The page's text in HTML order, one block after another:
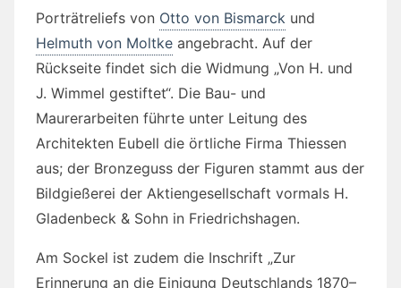
Porträtreliefs von Otto von Bismarck und
Helmuth von Moltke angebracht. Auf der
Rückseite findet sich die Widmung „Von H. und
J. Wimmel gestiftet“. Die Bau- und
Maurerarbeiten führte unter Leitung des
Architekten Eubell die örtliche Firma Thiessen
aus; der Bronzeguss der Figuren stammt aus der
Bildgießerei der Aktiengesellschaft vormals H.
Gladenbeck & Sohn in Friedrichshagen.
Am Sockel ist zudem die Inschrift „Zur
Erinnerung an die Einigung Deutschlands 1870–